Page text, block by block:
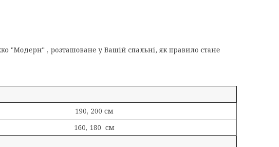
"Модерн" , розташоване у Вашій спальні, як правило стане
190, 200 см
160, 180 см